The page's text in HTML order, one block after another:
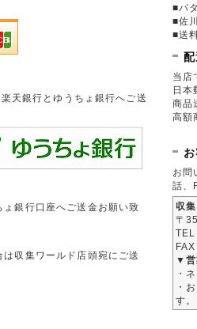
天銀行とゆうちょ銀行へご送
銀行口座へご送金お願い致
収集ワールド店頭宛にご送
■パ
■佐
■送
当店
日
商品
高額
お問
話、
収
〒
▼営
・
・
す。